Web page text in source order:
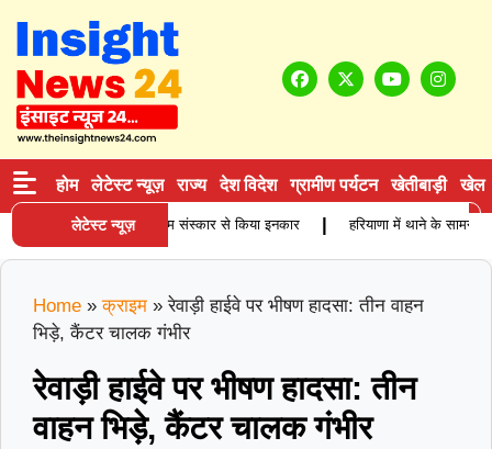
होम लेटेस्ट न्यूज़ राज्य देश विदेश ग्रामीण पर्यटन खेतीबाड़ी खेल
लेटेस्ट न्यूज़
की मौत, बेटियों ने अंतिम संस्कार से किया इनकार हरियाणा में थाने के सामने
Home » क्राइम »रेवाड़ी हाईवे पर भीषण हादसा: तीन वाहन
भिड़े, कैंटर चालक गंभीर
रेवाड़ी हाईवे पर भीषण हादसा: तीन
वाहन भिड़े, कैंटर चालक गंभीर